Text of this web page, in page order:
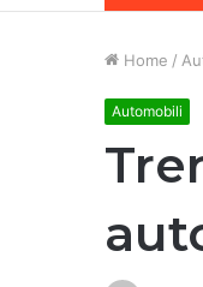
Home /
Automobili